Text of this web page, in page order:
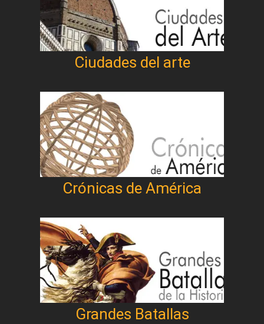
Ciudades del arte
Crónicas de América
Grandes Batallas